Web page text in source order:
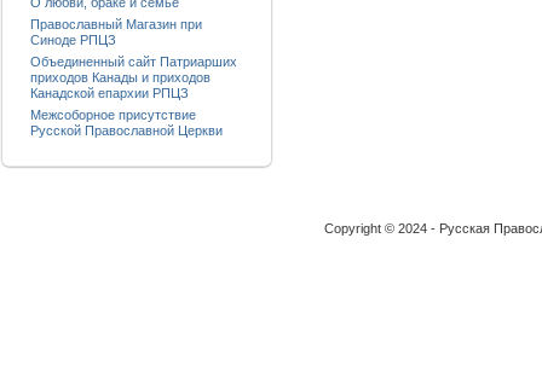
Православный Магазин при
Синоде РПЦЗ
Объединенный сайт Патриарших
приходов Канады и приходов
Канадской епархии РПЦЗ
Межсоборное присутствие
Русской Православной Церкви
Copyright © 2024 - Русская